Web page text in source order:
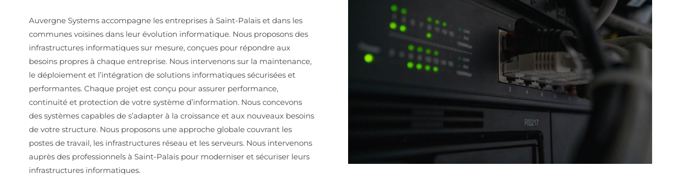
Auvergne Systems accompagne les entreprises à Saint-Palais et dans les
communes voisines dans leur évolution informatique. Nous proposons des
infrastructures informatiques sur mesure, conçues pour répondre aux
besoins propres à chaque entreprise. Nous intervenons sur la maintenance,
le déploiement et l’intégration de solutions informatiques sécurisées et
performantes. Chaque projet est conçu pour assurer performance,
continuité et protection de votre système d’information. Nous concevons
des systèmes capables de s’adapter à la croissance et aux nouveaux besoins
de votre structure. Nous proposons une approche globale couvrant les
postes de travail, les infrastructures réseau et les serveurs. Nous intervenons
auprès des professionnels à Saint-Palais pour moderniser et sécuriser leurs
infrastructures informatiques.